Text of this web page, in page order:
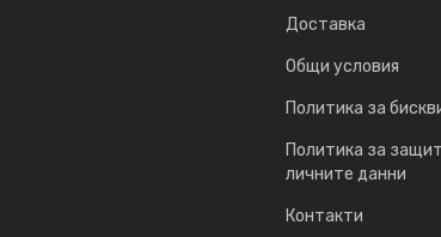
Доставка
Общи условия
Политика за
Политика за
личните данни
Контакти